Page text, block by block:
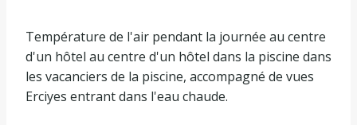
Température de l'air pendant la journée au centre
d'un hôtel au centre d'un hôtel dans la piscine dans
les vacanciers de la piscine, accompagné de vues
Erciyes entrant dans l'eau chaude.